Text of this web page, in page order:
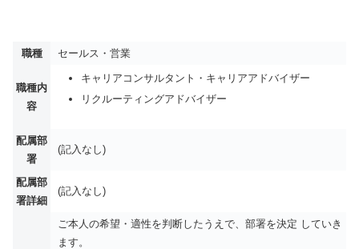
職種 セールス・営業
職種内
容
キャリアコンサルタント・キャリアアドバイザー
リクルーティングアドバイザー
配属部
署
(記入なし)
配属部
署詳細
(記入なし)
ご本人の希望・適性を判断したうえで、部署を決定 していき
ます。